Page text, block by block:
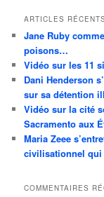
ARTICLES
Jane Ruby
poisons…
Vidéo sur les 11
Dani Henderson
sur sa détention
Vidéo sur la cité
Sacramento aux
Maria Zeee
civilisationnel qui
COMMENTAIRES